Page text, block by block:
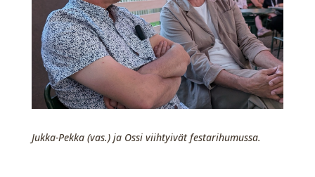
Jukka-Pekka (vas.) ja Ossi viihtyivät festarihumussa.